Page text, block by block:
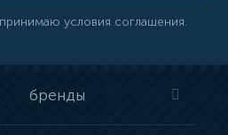
условия соглашения.
бренды